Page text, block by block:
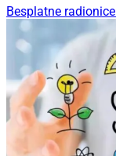
Besplatne